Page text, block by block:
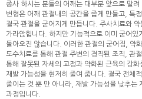
종사 하시는 분들의 어깨는 대부분 앞으로 말
변형은 어깨 관절내의 공간을 좁게 만들고, 특
결국 관절을 굳어지게 만듭니다. 주사치료와
가라앉힙니다. 하지만 기능적으로 이미 굳어있
돌아오진 않습니다. 이러한 관절의 굳어짐, 약
도수치료를 통해 관절 주변의 경직된 조직, 관
통해 잘못된 자세의 교정과 약화된 근육의 강
재발 가능성을 현저히 줄여 줍니다. 결국 전체
줄이는 것 뿐 만 아니라, 재발 가능성을 낮추는
과정입니다.